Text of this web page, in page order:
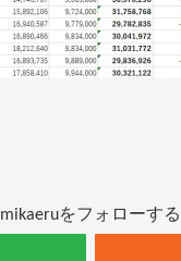
mikaeruをフォローする